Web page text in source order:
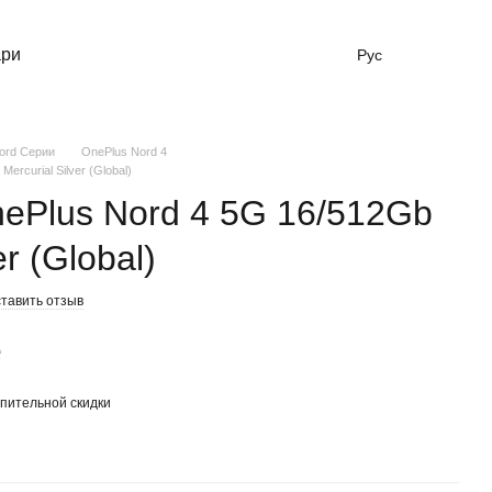
Рус
Серии
OnePlus Nord 4
Silver (Global)
Nord 4 5G 16/512Gb
(Global)
отзыв
скидки